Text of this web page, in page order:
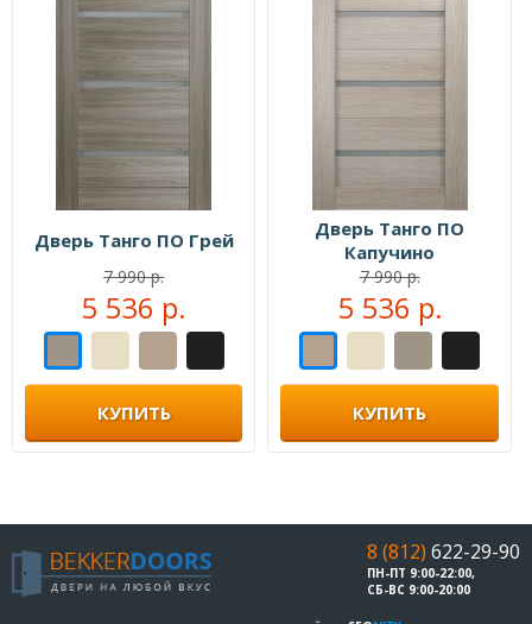
Дверь Танго ПО Грей
7 990 р.
5 536 р.
КУПИТЬ
Дверь Танго ПО
Капучино
7 990 р.
5 536 р.
КУПИТЬ
8 (812) 622-29-90
ПН-ПТ 9:00-22:00,
СБ-ВС 9:00-20:00